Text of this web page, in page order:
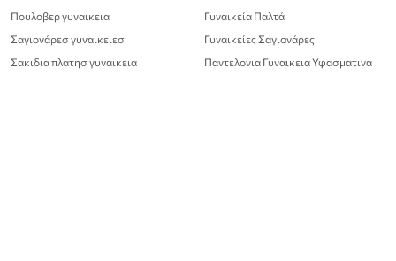
Πουλοβερ γυναικεια
Σαγιονάρεσ γυναικειεσ
Σακιδια πλατησ γυναικεια
Γυναικεία Παλτά
Γυναικείες Σαγιονάρες
Παντελονια Γυναικεια Υφασματινα